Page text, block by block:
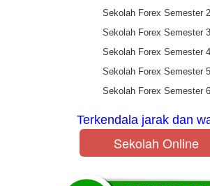
Sekolah Forex Semester 2
Sekolah Forex Semester 3
Sekolah Forex Semester 4
Sekolah Forex Semester 5
Sekolah Forex Semester 6
Terkendala jarak dan
Sekolah Online